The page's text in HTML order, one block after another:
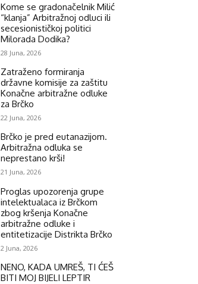
Kome se gradonačelnik Milić
“klanja” Arbitražnoj odluci ili
secesionističkoj politici
Milorada Dodika?
28 Juna, 2026
Zatraženo formiranja
državne komisije za zaštitu
Konačne arbitražne odluke
za Brčko
22 Juna, 2026
Brčko je pred eutanazijom.
Arbitražna odluka se
neprestano krši!
21 Juna, 2026
Proglas upozorenja grupe
intelektualaca iz Brčkom
zbog kršenja Konačne
arbitražne odluke i
entitetizacije Distrikta Brčko
2 Juna, 2026
NENO, KADA UMREŠ, TI ĆEŠ
BITI MOJ BIJELI LEPTIR